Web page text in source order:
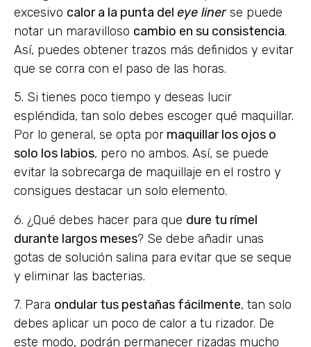
excesivo calor a la punta del eye linerse puede
notar un maravilloso cambio en su consistencia.
Así, puedes obtener trazos más definidos y evitar
que se corra con el paso de las horas.
5. Si tienes poco tiempo y deseas lucir
espléndida, tan solo debes escoger qué maquillar.
Por lo general, se opta por maquillar los ojos o
solo los labios, pero no ambos. Así, se puede
evitar la sobrecarga de maquillaje en el rostro y
consigues destacar un solo elemento.
6. ¿Qué debes hacer para que dure tu rímel
durante largos meses? Se debe añadir unas
gotas de solución salina para evitar que se seque
y eliminar las bacterias.
7. Para ondular tus pestañas fácilmente, tan solo
debes aplicar un poco de calor a tu rizador. De
este modo, podrán permanecer rizadas mucho